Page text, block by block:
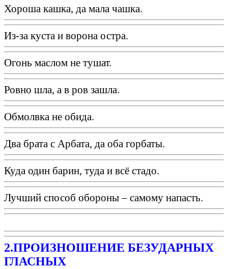
Хороша кашка, да мала чашка.
Из-за куста и ворона остра.
Огонь маслом не тушат.
Ровно шла, а в ров зашла.
Обмолвка не обида.
Два брата с Арбата, да оба горбаты.
Куда один барин, туда и всё стадо.
Лучший способ обороны – самому напасть.
2.ПРОИЗНОШЕНИЕ БЕЗУДАРНЫХ
ГЛАСНЫХ